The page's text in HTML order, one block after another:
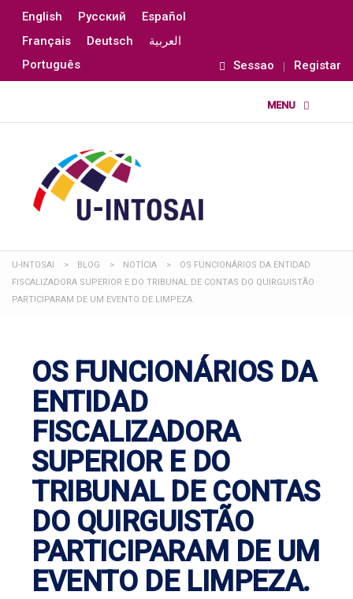
English Русский
Español
Français
Deutsch
العربية
Português
Sessao Registar
U-INTOSAI > BLOG > NOTÍCIA >
OS FUNCIONÁRIOS DA ENTIDAD
FISCALIZADORA SUPERIOR E DO TRIBUNAL DE CONTAS DO QUIRGUISTÃO
PARTICIPARAM DE UM EVENTO DE LIMPEZA.
OS FUNCIONÁRIOS DA
ENTIDAD
FISCALIZADORA
SUPERIOR E DO
TRIBUNAL DE CONTAS
DO QUIRGUISTÃO
PARTICIPARAM DE UM
EVENTO DE LIMPEZA.